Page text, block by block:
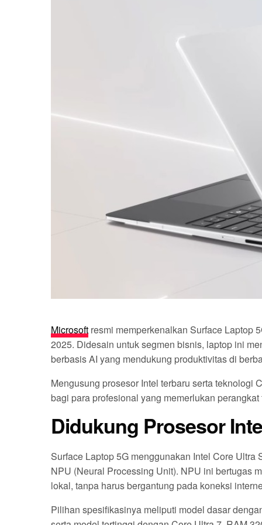
Microsoft resmi memperkenalkan Surface Laptop
2025. Didesain untuk segmen bisnis, laptop ini
berbasis AI yang mendukung produktivitas di
Mengusung prosesor Intel terbaru serta teknologi
bagi para profesional yang memerlukan
Didukung Prosesor
Surface Laptop 5G menggunakan Intel Core
NPU (Neural Processing Unit). NPU ini bertugas
lokal, tanpa harus bergantung pada koneksi
Pilihan spesifikasinya meliputi model dasar